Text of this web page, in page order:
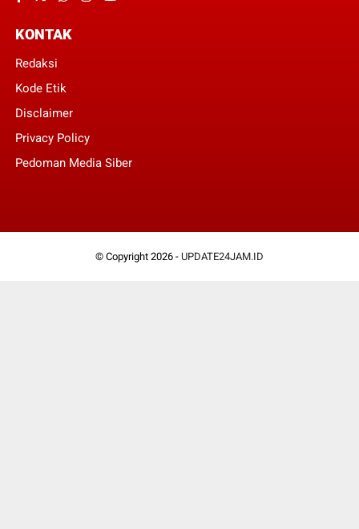
KONTAK
Redaksi
Kode Etik
Disclaimer
Privacy Policy
Pedoman Media Siber
© Copyright 2026 - UPDATE24JAM.ID